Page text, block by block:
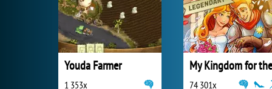
Youda Farmer
1 353x 74 301x